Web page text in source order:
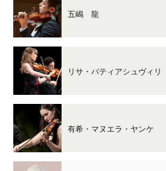
五嶋 龍
リサ・バティアシュヴィリ
有希・マヌエラ・ヤンケ